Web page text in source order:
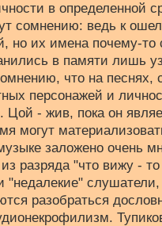
в определенной
сомнению: ведь к
но их имена почему-то
в памяти лишь
что на песнях,
персонажей и
Цой - жив, пока он
могут
заложено очень
разряда "что вижу - то
"недалекие"
разобраться